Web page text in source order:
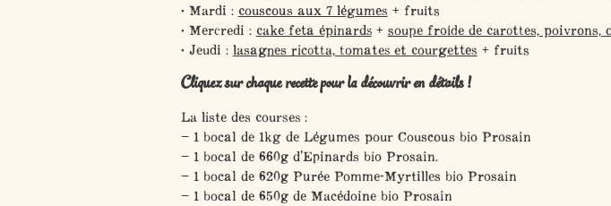
• Mardi : couscous aux 7 légumes + fruits
• Mercredi : cake feta épinards+ soupe froide de carottes, poivrons,
• Jeudi : lasagnes ricotta, tomates et courgettes + fruits
Cliquez sur chaque recette pour la découvrir en détails !
La liste des courses :
– 1 bocal de 1kg de Légumes pour Couscous bio Prosain
– 1 bocal de 660g d’Epinards bio Prosain.
– 1 bocal de 620g Purée Pomme-Myrtilles bio Prosain
– 1 bocal de 650g de Macédoine bio Prosain